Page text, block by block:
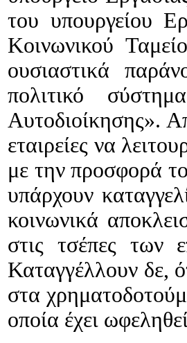
του υπουργείου
Κοινωνικού
ουσιαστικά
πολιτικό
Αυτοδιοίκησης».
εταιρείες να
με την προσφορά
υπάρχουν
κοινωνικά
στις τσέπες των
Καταγγέλλουν δε,
στα
οποία έχει